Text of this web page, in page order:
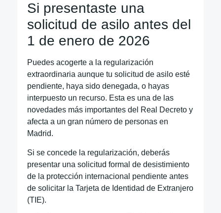
Si presentaste una
solicitud de asilo antes del
1 de enero de 2026
Puedes acogerte a la regularización
extraordinaria aunque tu solicitud de asilo esté
pendiente, haya sido denegada, o hayas
interpuesto un recurso. Esta es una de las
novedades más importantes del Real Decreto y
afecta a un gran número de personas en
Madrid.
Si se concede la regularización, deberás
presentar una solicitud formal de desistimiento
de la protección internacional pendiente antes
de solicitar la Tarjeta de Identidad de Extranjero
(TIE).